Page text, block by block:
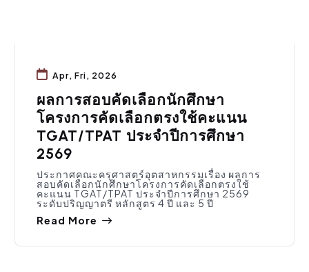
Apr, Fri, 2026
ผลการสอบคัดเลือกนักศึกษา
โครงการคัดเลือกตรงใช้คะแนน
TGAT/TPAT ประจำปีการศึกษา
2569
ประกาศคณะครุศาสตร์อุตสาหกรรมเรื่อง ผลการ
สอบคัดเลือกนักศึกษาโครงการคัดเลือกตรงใช้
คะแนน TGAT/TPAT ประจำปีการศึกษา 2569
ระดับปริญญาตรี หลักสูตร 4 ปี และ 5 ปี
Read More